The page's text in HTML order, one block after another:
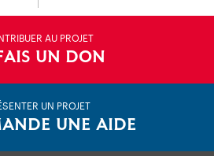
AU PROJET
UN DON
UN PROJET
UNE AIDE